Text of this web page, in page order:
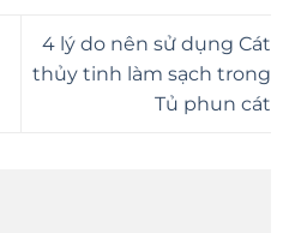
4 lý do nên sử dụng Cát
thủy tinh làm sạch trong
Tủ phun cát